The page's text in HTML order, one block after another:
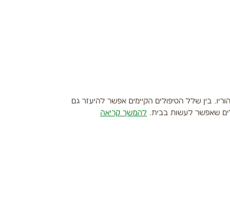
בין שלל הטיפולים הקיימים אפשר להיעזר גם
שאפשר לעשות בבית. להמשך קריאה